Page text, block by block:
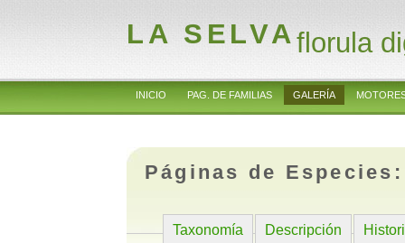
LA SELVAflorula
INICIO PAG. DE FAMILIAS GALERÍA
Páginas de
Taxonomía Descripción